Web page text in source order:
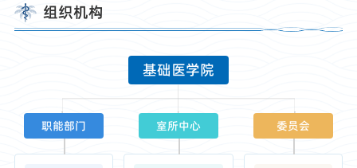
组织机构
基础医学院
职能部门 室所中心 委员会